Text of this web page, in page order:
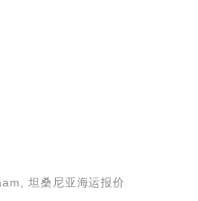
坦桑尼亚海运报价